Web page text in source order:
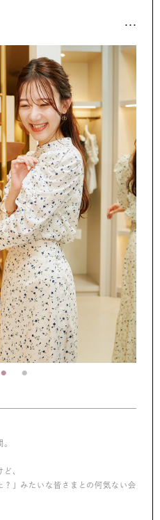
、
？」みたいな皆さまとの何気ない会